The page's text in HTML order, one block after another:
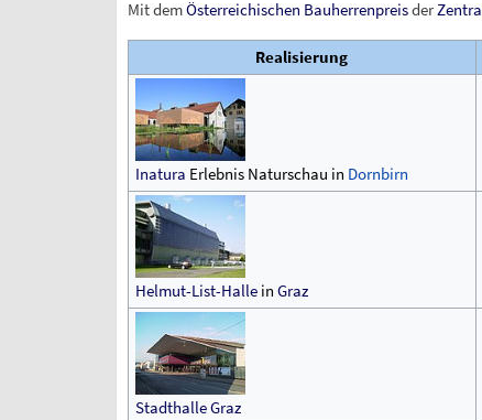
Mit demÖsterreichischen Bauherrenpreisder
Realisierung
Inatura Erlebnis Naturschau in Dornbirn
Helmut-List-Hallein Graz
Stadthalle Graz